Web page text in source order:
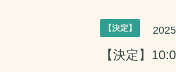
【決定】
【決定】